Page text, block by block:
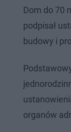
Dom do 70
podpisał
budowy i
organów